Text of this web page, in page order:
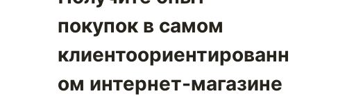
покупок в самом
клиентоориентированн
ом интернет-магазине